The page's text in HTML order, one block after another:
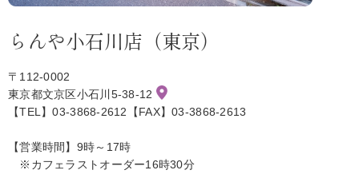
らんや小石川店（東京）
〒112-0002
東京都文京区小石川5-38-12
【TEL】03-3868-2612【FAX】03-3868-2613
【営業時間】9時～17時
※カフェラストオーダー16時30分